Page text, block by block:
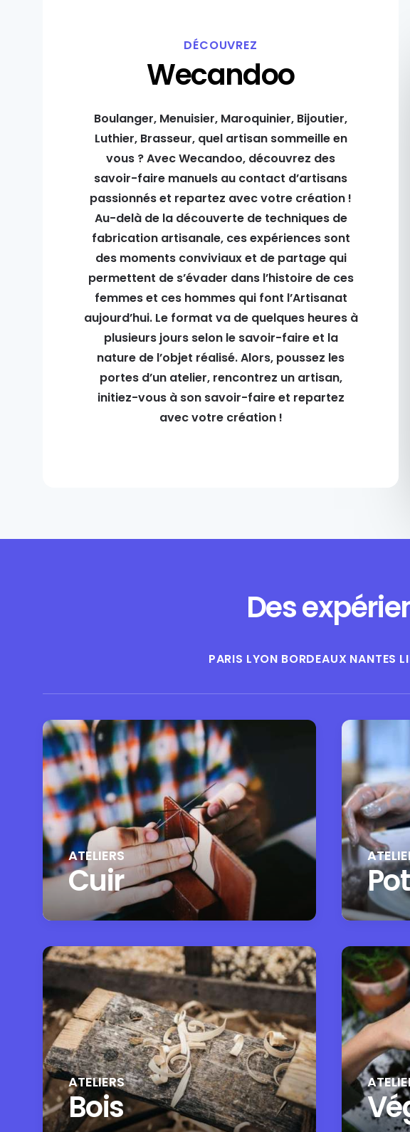
DÉCOUVREZ
Wecandoo
Boulanger, Menuisier, Maroquinier, Bijoutier,
Luthier, Brasseur, quel artisan sommeille en
vous ? Avec Wecandoo, découvrez des
savoir-faire manuels au contact d’artisans
passionnés et repartez avec votre création !
Au-delà de la découverte de techniques de
fabrication artisanale, ces expériences sont
des moments conviviaux et de partage qui
permettent de s’évader dans l’histoire de ces
femmes et ces hommes qui font l’Artisanat
aujourd’hui. Le format va de quelques heures à
plusieurs jours selon le savoir-faire et la
nature de l’objet réalisé. Alors, poussez les
portes d’un atelier, rencontrez un artisan,
initiez-vous à son savoir-faire et repartez
avec votre création !
Des
PARIS LYON BORDEAUX NANTES
ATELIERS
Cuir
ATELIERS
Bois